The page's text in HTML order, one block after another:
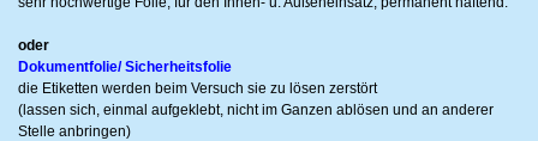
oder
Dokumentfolie/ Sicherheitsfolie
die Etiketten werden beim Versuch sie zu lösen zerstört
(lassen sich, einmal aufgeklebt, nicht im Ganzen ablösen und an anderer
Stelle anbringen)